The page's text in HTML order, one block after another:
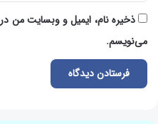
ذخیره نام، ایمیل و وبسایت من
می‌نویسم.